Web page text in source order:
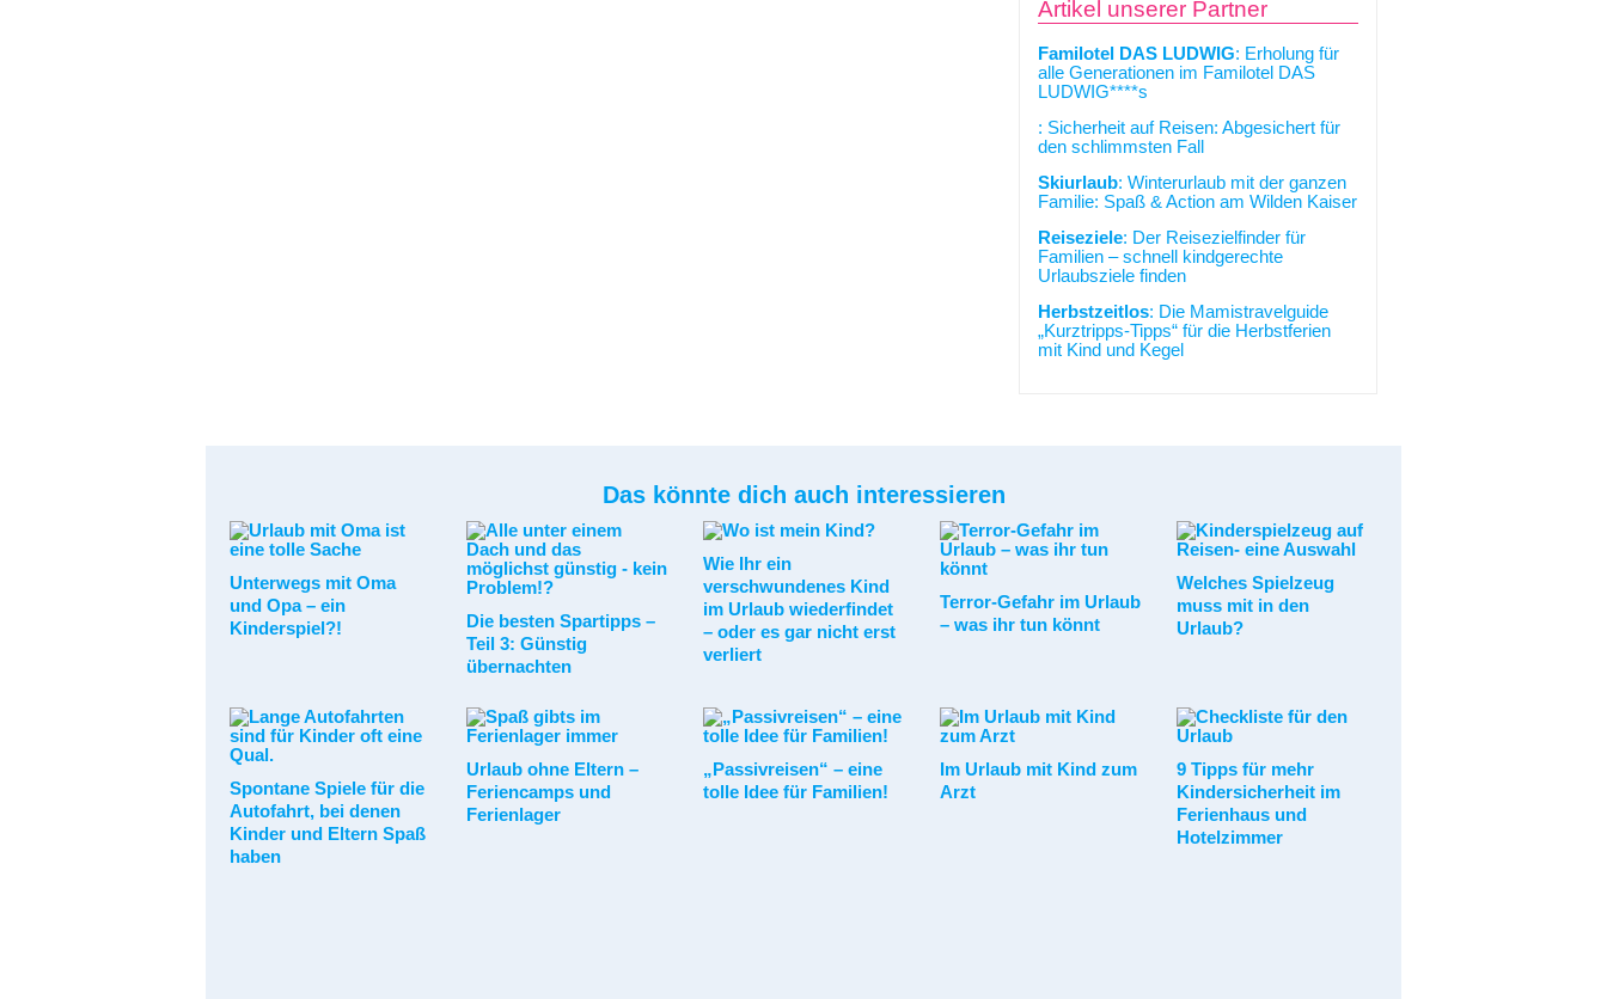
Artikel unserer Partner
Familotel DAS LUDWIG: Erholung für
alle Generationen im Familotel DAS
LUDWIG****s
: Sicherheit auf Reisen: Abgesichert für
den schlimmsten Fall
Skiurlaub: Winterurlaub mit der ganzen
Familie: Spaß & Action am Wilden Kaiser
Reiseziele: Der Reisezielfinder für
Familien – schnell kindgerechte
Urlaubsziele finden
Herbstzeitlos: Die Mamistravelguide
„Kurztripps-Tipps“ für die Herbstferien
mit Kind und Kegel
Das könnte dich auch interessieren
Unterwegs mit Oma
und Opa – ein
Kinderspiel?!
Die besten Spartipps –
Teil 3: Günstig
übernachten
Wie Ihr ein
verschwundenes Kind
im Urlaub wiederfindet
– oder es gar nicht erst
verliert
Terror-Gefahr im Urlaub
– was ihr tun könnt
Welches Spielzeug
muss mit in den
Urlaub?
Spontane Spiele für die
Autofahrt, bei denen
Kinder und Eltern Spaß
haben
Urlaub ohne Eltern –
Feriencamps und
Ferienlager
„Passivreisen“ – eine
tolle Idee für Familien!
Im Urlaub mit Kind zum
Arzt
9 Tipps für mehr
Kindersicherheit im
Ferienhaus und
Hotelzimmer